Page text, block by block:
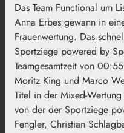
Das Team Functional um
Anna Erbes gewann in
Frauenwertung. Das
Sportziege powered by
Teamgesamtzeit von
Moritz King und Marco
Titel in der Mixed-
von der der Sportziege
Fengler, Christian